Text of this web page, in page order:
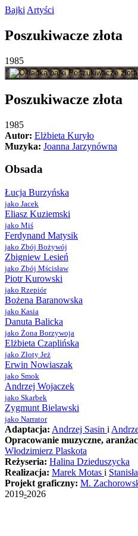
Bajki Artyści
Poszukiwacze złota
1985
Poszukiwacze złota
1985
Autor: Elżbieta Kuryło
Muzyka: Joanna Jarzynówna
Obsada
Łucja Burzyńska
jako Jacek
Eliasz Kuziemski
jako Miś
Ferdynand Matysik
jako Zbój Bożywój
Zbigniew Lesień
jako Zbój Mścisław
Piotr Kurowski
jako Rzepiór
Bożena Baranowska
jako Kasia
Danuta Balicka
jako Żona Borzywoja
Elżbieta Czaplińska
jako Złoty Jeż
Erwin Nowiaszak
jako Smok
Andrzej Wojaczek
jako Skarbek
Zygmunt Bielawski
jako Narrator
Adaptacja: Andrzej Sasin i
Opracowanie muzyczne,
Włodzimierz Plaskota
Reżyseria: Halina Dzieduszycka
Realizacja: Marek Motas i
Projekt graficzny: M.
2019-2026